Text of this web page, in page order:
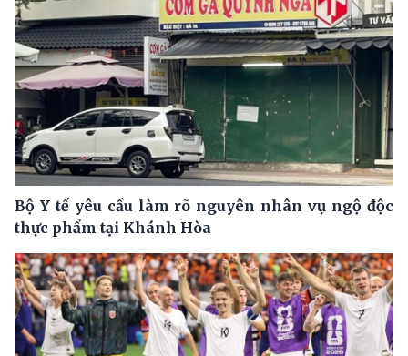
Bộ Y tế yêu cầu làm rõ nguyên nhân vụ ngộ độc
thực phẩm tại Khánh Hòa